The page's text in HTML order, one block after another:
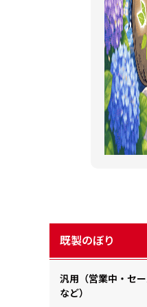
既製のぼり
汎用（営業中・セ
など）